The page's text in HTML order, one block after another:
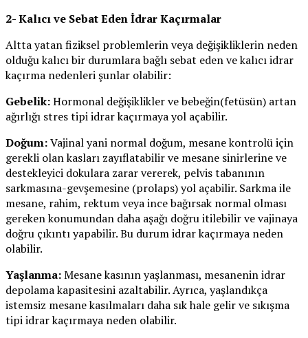
2- Kalıcı ve Sebat Eden İdrar Kaçırmalar
Altta yatan fiziksel problemlerin veya değişikliklerin neden
olduğu kalıcı bir durumlara bağlı sebat eden ve kalıcı idrar
kaçırma nedenleri şunlar olabilir:
Gebelik:Hormonal değişiklikler ve bebeğin(fetüsün) artan
ağırlığı stres tipi idrar kaçırmaya yol açabilir.
Doğum:Vajinal yani normal doğum, mesane kontrolü için
gerekli olan kasları zayıflatabilir ve mesane sinirlerine ve
destekleyici dokulara zarar vererek, pelvis tabanının
sarkmasına-gevşemesine (prolaps) yol açabilir. Sarkma ile
mesane, rahim, rektum veya ince bağırsak normal olması
gereken konumundan daha aşağı doğru itilebilir ve vajinaya
doğru çıkıntı yapabilir. Bu durum idrar kaçırmaya neden
olabilir.
Yaşlanma:Mesane kasının yaşlanması, mesanenin idrar
depolama kapasitesini azaltabilir. Ayrıca, yaşlandıkça
istemsiz mesane kasılmaları daha sık hale gelir ve sıkışma
tipi idrar kaçırmaya neden olabilir.